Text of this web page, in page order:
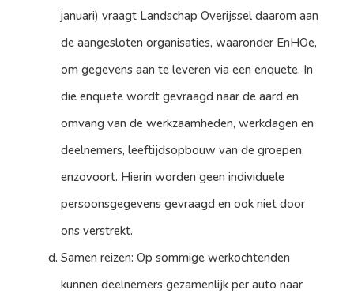
januari) vraagt Landschap Overijssel daarom aan
de aangesloten organisaties, waaronder EnHOe,
om gegevens aan te leveren via een enquete. In
die enquete wordt gevraagd naar de aard en
omvang van de werkzaamheden, werkdagen en
deelnemers, leeftijdsopbouw van de groepen,
enzovoort. Hierin worden geen individuele
persoonsgegevens gevraagd en ook niet door
ons verstrekt.
Samen reizen: Op sommige werkochtenden
kunnen deelnemers gezamenlijk per auto naar